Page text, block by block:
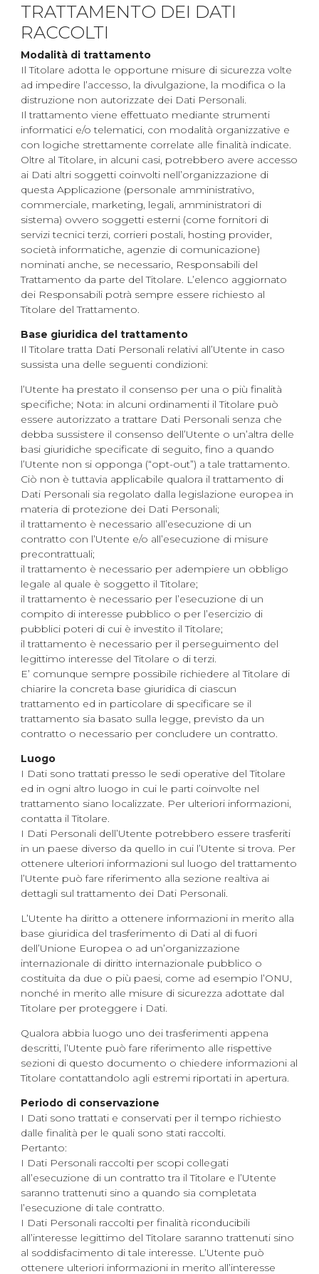
TRATTAMENTO DEI DATI
RACCOLTI
Modalità di trattamento
Il Titolare adotta le opportune misure di sicurezza volte
ad impedire l’accesso, la divulgazione, la modifica o la
distruzione non autorizzate dei Dati Personali.
Il trattamento viene effettuato mediante strumenti
informatici e/o telematici, con modalità organizzative e
con logiche strettamente correlate alle finalità indicate.
Oltre al Titolare, in alcuni casi, potrebbero avere accesso
ai Dati altri soggetti coinvolti nell’organizzazione di
questa Applicazione (personale amministrativo,
commerciale, marketing, legali, amministratori di
sistema) ovvero soggetti esterni (come fornitori di
servizi tecnici terzi, corrieri postali, hosting provider,
società informatiche, agenzie di comunicazione)
nominati anche, se necessario, Responsabili del
Trattamento da parte del Titolare. L’elenco aggiornato
dei Responsabili potrà sempre essere richiesto al
Titolare del Trattamento.
Base giuridica del trattamento
Il Titolare tratta Dati Personali relativi all’Utente in caso
sussista una delle seguenti condizioni:
l’Utente ha prestato il consenso per una o più finalità
specifiche; Nota: in alcuni ordinamenti il Titolare può
essere autorizzato a trattare Dati Personali senza che
debba sussistere il consenso dell’Utente o un’altra delle
basi giuridiche specificate di seguito, fino a quando
l’Utente non si opponga (“opt-out”) a tale trattamento.
Ciò non è tuttavia applicabile qualora il trattamento di
Dati Personali sia regolato dalla legislazione europea in
materia di protezione dei Dati Personali;
il trattamento è necessario all’esecuzione di un
contratto con l’Utente e/o all’esecuzione di misure
precontrattuali;
il trattamento è necessario per adempiere un obbligo
legale al quale è soggetto il Titolare;
il trattamento è necessario per l’esecuzione di un
compito di interesse pubblico o per l’esercizio di
pubblici poteri di cui è investito il Titolare;
il trattamento è necessario per il perseguimento del
legittimo interesse del Titolare o di terzi.
E’ comunque sempre possibile richiedere al Titolare di
chiarire la concreta base giuridica di ciascun
trattamento ed in particolare di specificare se il
trattamento sia basato sulla legge, previsto da un
contratto o necessario per concludere un contratto.
Luogo
I Dati sono trattati presso le sedi operative del Titolare
ed in ogni altro luogo in cui le parti coinvolte nel
trattamento siano localizzate. Per ulteriori informazioni,
contatta il Titolare.
I Dati Personali dell’Utente potrebbero essere trasferiti
in un paese diverso da quello in cui l’Utente si trova. Per
ottenere ulteriori informazioni sul luogo del trattamento
l’Utente può fare riferimento alla sezione realtiva ai
dettagli sul trattamento dei Dati Personali.
L’Utente ha diritto a ottenere informazioni in merito alla
base giuridica del trasferimento di Dati al di fuori
dell’Unione Europea o ad un’organizzazione
internazionale di diritto internazionale pubblico o
costituita da due o più paesi, come ad esempio l’ONU,
nonché in merito alle misure di sicurezza adottate dal
Titolare per proteggere i Dati.
Qualora abbia luogo uno dei trasferimenti appena
descritti, l’Utente può fare riferimento alle rispettive
sezioni di questo documento o chiedere informazioni al
Titolare contattandolo agli estremi riportati in apertura.
Periodo di conservazione
I Dati sono trattati e conservati per il tempo richiesto
dalle finalità per le quali sono stati raccolti.
Pertanto:
I Dati Personali raccolti per scopi collegati
all’esecuzione di un contratto tra il Titolare e l’Utente
saranno trattenuti sino a quando sia completata
l’esecuzione di tale contratto.
I Dati Personali raccolti per finalità riconducibili
all’interesse legittimo del Titolare saranno trattenuti sino
al soddisfacimento di tale interesse. L’Utente può
ottenere ulteriori informazioni in merito all’interesse